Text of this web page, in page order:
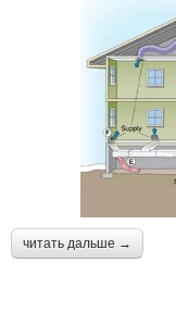
читать дальше →